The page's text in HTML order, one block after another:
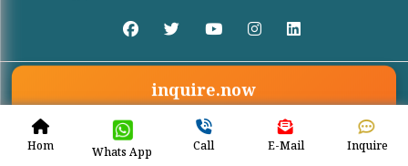
Hom Whats App Call E-Mail Inquire
© Copyright 2026 . All Rights Reserved ETB Tours
inquire.now